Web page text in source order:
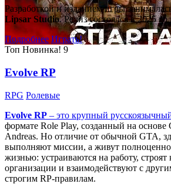
Разработкой и изданием игры
Lipsar Studio. Релиз состоялся в 2025
Подробнее Играть!
Топ Новинка! 9
Evolve RP
RPG Ролевые
Evolve RP – это крупный
формате Role Play, созданный на основе
Andreas. Но отличие от обычной GTA,
выполняют миссии, а живут
жизнью: устраиваются на работу, строят
организации и взаимодействуют с
строгим RP-правилам.